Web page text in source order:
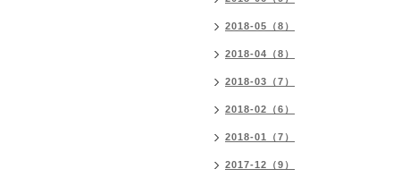
2018-05（8）
2018-04（8）
2018-03（7）
2018-02（6）
2018-01（7）
2017-12（9）